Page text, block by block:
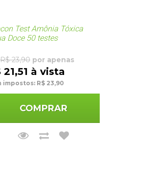
Test Amônia Tóxica
Doce 50 testes
R$ 23,90 por apenas
21,51 à vista
impostos: R$ 23,90
COMPRAR